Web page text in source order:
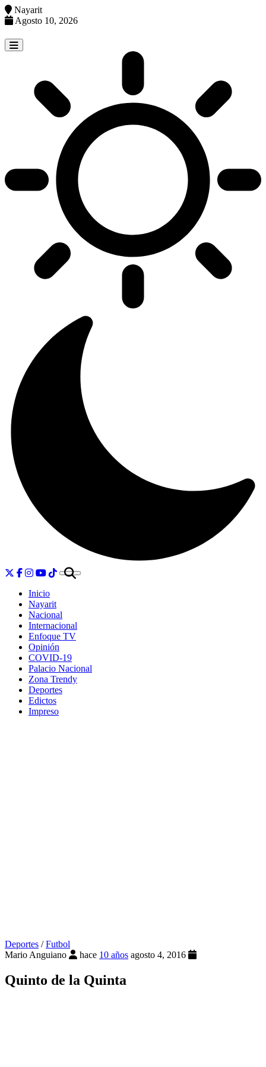
Nayarit
Agosto 10, 2026
to
content
Inicio
Nayarit
Nacional
Internacional
Enfoque TV
Opinión
COVID-19
Palacio Nacional
Zona Trendy
Deportes
Edictos
Impreso
Deportes /Futbol
Mario Anguiano
hace 10 años agosto 4, 2016
Quinto de la Quinta